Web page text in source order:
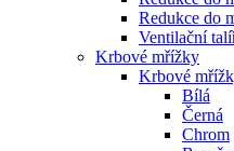
Redukce do
Ventilační
Krbové mřížky
Krbové
Bílá
Černá
Chrom